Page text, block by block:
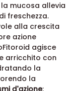
i casi di
secchezza. La
mucosa allevia
freschezza.
alla crescita
azione
agisce
arricchito con
la